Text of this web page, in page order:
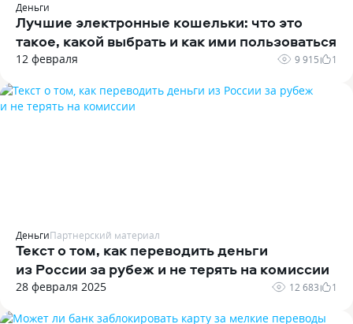
Деньги
Лучшие электронные кошельки: что это
такое‚ какой выбрать и как ими пользоваться
12 февраля 9 915 1
ДеньгиПартнерский материал
Текст о том‚ как переводить деньги
из России за рубеж и не терять на комиссии
28 февраля 2025 12 683 1